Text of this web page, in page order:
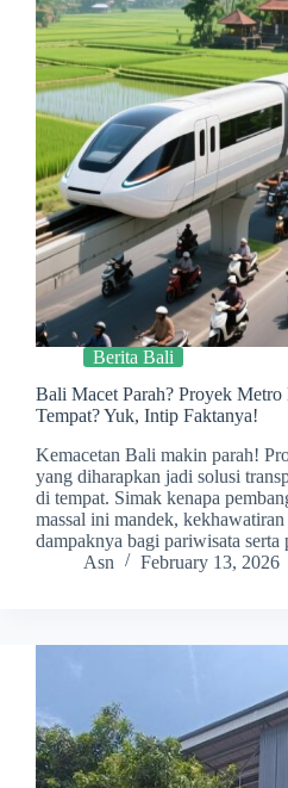
Berita Bali
Bali Macet Parah? Proyek
Tempat? Yuk, Intip Faktanya!
Kemacetan Bali makin parah!
yang diharapkan jadi solusi
di tempat. Simak kenapa
massal ini mandek, kekhawatiran
dampaknya bagi pariwisata serta
Asn
February 13, 2026